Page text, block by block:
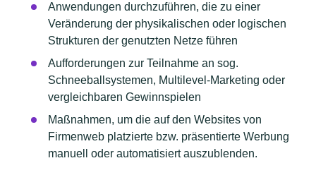
Anwendungen durchzuführen, die zu einer
Veränderung der physikalischen oder logischen
Strukturen der genutzten Netze führen
Aufforderungen zur Teilnahme an sog.
Schneeballsystemen, Multilevel-Marketing oder
vergleichbaren Gewinnspielen
Maßnahmen, um die auf den Websites von
Firmenweb platzierte bzw. präsentierte Werbung
manuell oder automatisiert auszublenden.